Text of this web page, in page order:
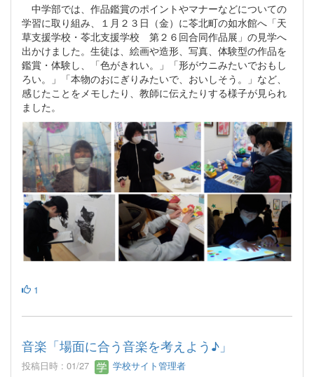
中学部では、作品鑑賞のポイントやマナーなどについての
学習に取り組み、１月２３日（金）に苓北町の如水館へ「天
草支援学校・苓北支援学校 第２６回合同作品展」の見学へ
出かけました。生徒は、絵画や造形、写真、体験型の作品を
鑑賞・体験し、「色がきれい。」「形がウニみたいでおもし
ろい。」「本物のおにぎりみたいで、おいしそう。」など、
感じたことをメモしたり、教師に伝えたりする様子が見られ
ました。
1
音楽「場面に合う音楽を考えよう♪」
投稿日時 : 01/27 学校サイト管理者